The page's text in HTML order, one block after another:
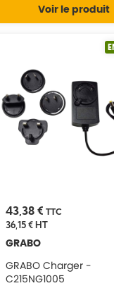
Voir le produit
43,38 € TTC
36,15 €HT
GRABO
GRABO Charger -
C215NG1005